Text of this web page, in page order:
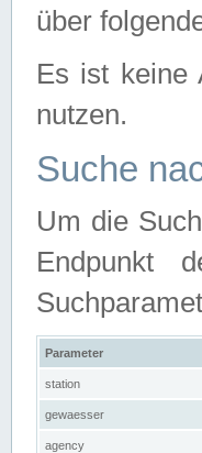
über
Es ist keine
nutzen.
Suche
Um die
Endpunkt
Parameter
station
gewaesser
agency